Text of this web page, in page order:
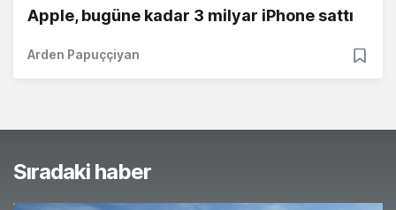
Apple, bugüne kadar 3 milyar iPhone sattı
Arden Papuççiyan
Sıradaki haber